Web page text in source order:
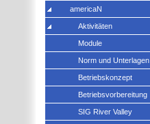
americaN
Aktivitäten
Module
Norm und Unterlagen
Betriebskonzept
Betriebsvorbereitung
SIG River Valley